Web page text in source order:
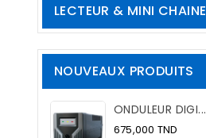
LECTEUR & MINI CHAINE
NOUVEAUX PRODUITS
ONDULEUR DIGI...
675,000 TND